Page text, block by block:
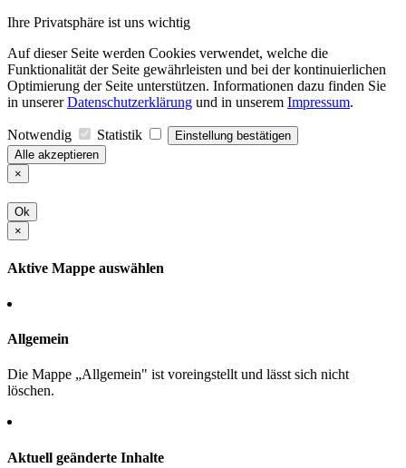
Ihre Privatsphäre ist uns wichtig
Auf dieser Seite werden Cookies verwendet, welche die
Funktionalität der Seite gewährleisten und bei der kontinuierlichen
Optimierung der Seite unterstützen. Informationen dazu finden Sie
in unsererDatenschutzerklärung und in unserem Impressum.
Notwendig Statistik
Einstellung bestätigen
Alle akzeptieren
×
Ok
×
Aktive Mappe auswählen
Allgemein
Die Mappe „Allgemein" ist voreingstellt und lässt sich nicht
löschen.
Aktuell geänderte Inhalte